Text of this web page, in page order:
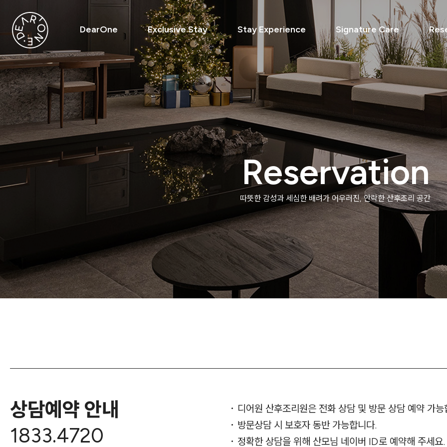
DearOne Exclusive Stay Stay Experience Signature Care
Reservation
따뜻한 감성과 세심한 배려가 어우러진,안락한 산후조리 공간
상담예약 안내
1833.4720
디어원 산후조리원은 전화 상담 및 방문 상담 예약 가능
방문상담 시 보호자 동반 가능합니다.
정확한 상담을 위해 산모님 네이버 ID로 예약해 주세요.